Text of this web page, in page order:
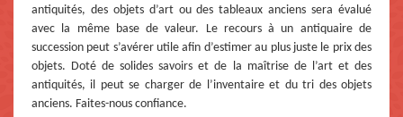
antiquités, des objets d’art ou des tableaux anciens sera évalué
avec la même base de valeur. Le recours à un antiquaire de
succession peut s’avérer utile afin d’estimer au plus juste le prix des
objets. Doté de solides savoirs et de la maîtrise de l’art et des
antiquités, il peut se charger de l’inventaire et du tri des objets
anciens. Faites-nous confiance.